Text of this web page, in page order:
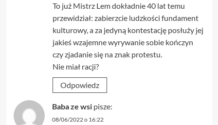
To już Mistrz Lem dokładnie 40 lat temu
przewidział: zabierzcie ludzkości fundament
kulturowy, a za jedyną kontestację posłuży jej
jakieś wzajemne wyrywanie sobie kończyn
czy zjadanie się na znak protestu.
Nie miał racji?
Odpowiedz
Baba ze wsi pisze:
08/06/2022 o 16:22